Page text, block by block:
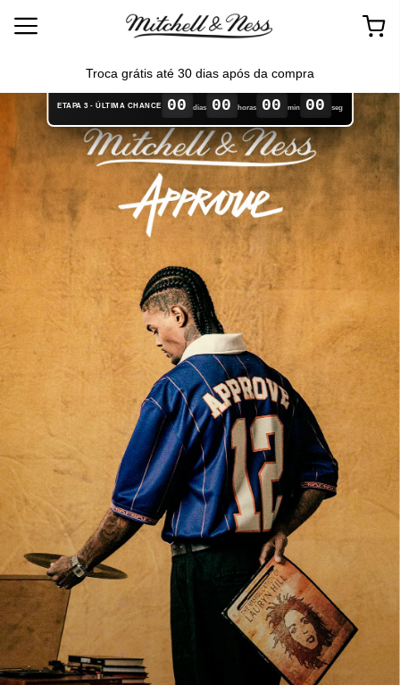
Troca grátis até 30 dias após da compra
ETAPA 3 - ÚLTIMA CHANCE 00 dias 00 horas 00 min 00 seg